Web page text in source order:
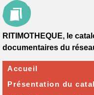
RITIMOTHEQUE, le
documentaires du
Accueil
Présentation du